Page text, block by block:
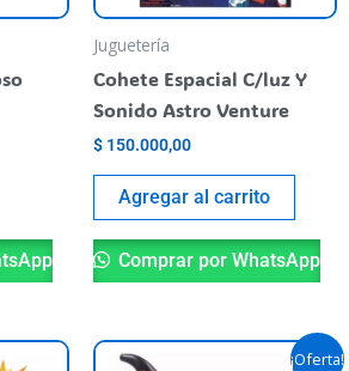
Juguetería
Cohete Espacial C/luz Y
Sonido Astro Venture
$ 150.000,00
Agregar al carrito
Comprar por WhatsApp
¡Oferta!
Original
Current